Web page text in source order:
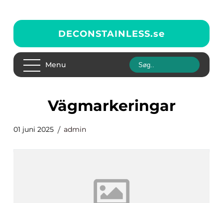
DECONSTAINLESS.se
Menu
vägmarkeringar
01 juni 2025 admin